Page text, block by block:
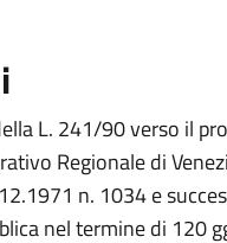
L. 241/90 verso il
Regionale di
n. 1034 e
nel termine di 120